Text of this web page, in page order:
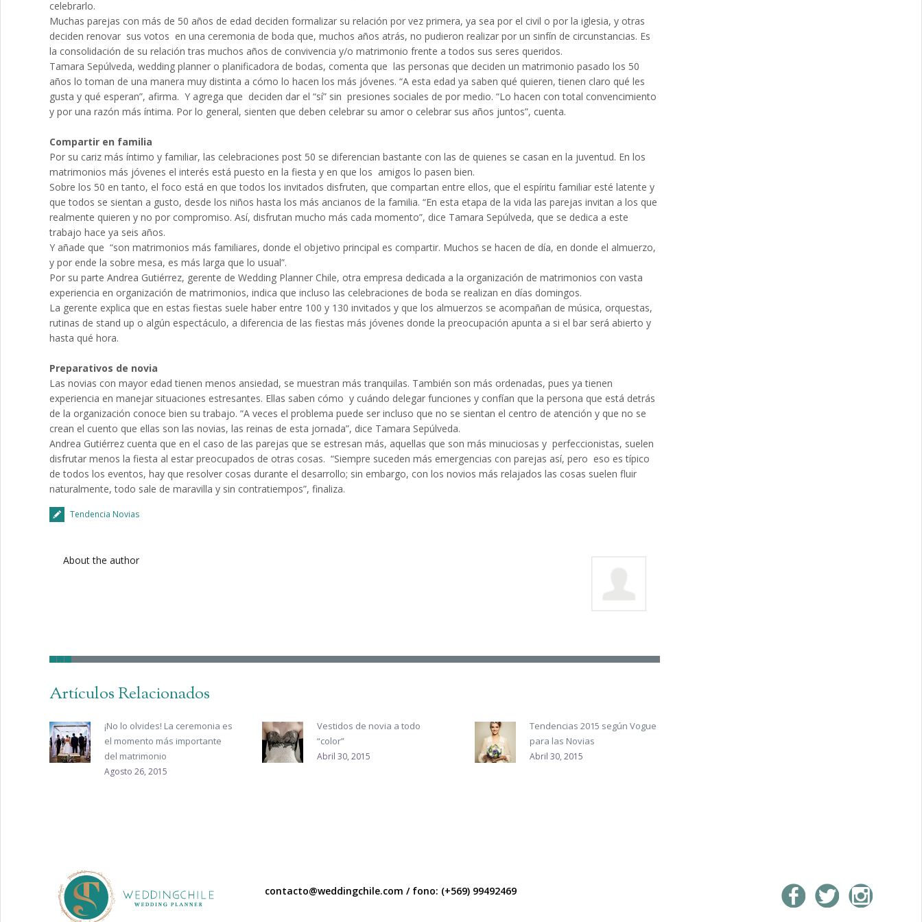
celebrarlo.
Muchas parejas con más de 50 años de edad deciden formalizar su relación por vez primera, ya sea por el civil o por la iglesia, y otras
deciden renovar sus votos en una ceremonia de boda que, muchos años atrás, no pudieron realizar por un sinfín de circunstancias. Es
la consolidación de su relación tras muchos años de convivencia y/o matrimonio frente a todos sus seres queridos.
Tamara Sepúlveda, wedding planner o planificadora de bodas, comenta que las personas que deciden un matrimonio pasado los 50
años lo toman de una manera muy distinta a cómo lo hacen los más jóvenes. “A esta edad ya saben qué quieren, tienen claro qué les
gusta y qué esperan”, afirma. Y agrega que deciden dar el “sí” sin presiones sociales de por medio. “Lo hacen con total convencimiento
y por una razón más íntima. Por lo general, sienten que deben celebrar su amor o celebrar sus años juntos”, cuenta.
Compartir en familia
Por su cariz más íntimo y familiar, las celebraciones post 50 se diferencian bastante con las de quienes se casan en la juventud. En los
matrimonios más jóvenes el interés está puesto en la fiesta y en que los amigos lo pasen bien.
Sobre los 50 en tanto, el foco está en que todos los invitados disfruten, que compartan entre ellos, que el espíritu familiar esté latente y
que todos se sientan a gusto, desde los niños hasta los más ancianos de la familia. “En esta etapa de la vida las parejas invitan a los que
realmente quieren y no por compromiso. Así, disfrutan mucho más cada momento”, dice Tamara Sepúlveda, que se dedica a este
trabajo hace ya seis años.
Y añade que “son matrimonios más familiares, donde el objetivo principal es compartir. Muchos se hacen de día, en donde el almuerzo,
y por ende la sobre mesa, es más larga que lo usual”.
Por su parte Andrea Gutiérrez, gerente de Wedding Planner Chile, otra empresa dedicada a la organización de matrimonios con vasta
experiencia en organización de matrimonios, indica que incluso las celebraciones de boda se realizan en días domingos.
La gerente explica que en estas fiestas suele haber entre 100 y 130 invitados y que los almuerzos se acompañan de música, orquestas,
rutinas de stand up o algún espectáculo, a diferencia de las fiestas más jóvenes donde la preocupación apunta a si el bar será abierto y
hasta qué hora.
Preparativos de novia
Las novias con mayor edad tienen menos ansiedad, se muestran más tranquilas. También son más ordenadas, pues ya tienen
experiencia en manejar situaciones estresantes. Ellas saben cómo y cuándo delegar funciones y confían que la persona que está detrás
de la organización conoce bien su trabajo. “A veces el problema puede ser incluso que no se sientan el centro de atención y que no se
crean el cuento que ellas son las novias, las reinas de esta jornada”, dice Tamara Sepúlveda.
Andrea Gutiérrez cuenta que en el caso de las parejas que se estresan más, aquellas que son más minuciosas y perfeccionistas, suelen
disfrutar menos la fiesta al estar preocupados de otras cosas. “Siempre suceden más emergencias con parejas así, pero eso es típico
de todos los eventos, hay que resolver cosas durante el desarrollo; sin embargo, con los novios más relajados las cosas suelen fluir
naturalmente, todo sale de maravilla y sin contratiempos”, finaliza.
Tendencia Novias
About the author
Artículos Relacionados
¡No lo olvides! La ceremonia es
el momento más importante
del matrimonio
Agosto 26, 2015
Vestidos de novia a todo
“color”
Abril 30, 2015
Tendencias 2015 según Vogue
para las Novias
Abril 30, 2015
contacto@weddingchile.com / fono: (+569) 99492469